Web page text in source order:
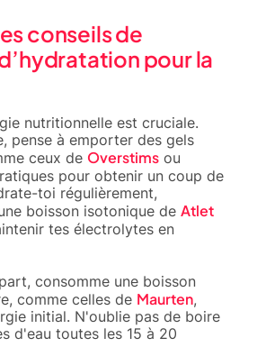
conseils de
pour la
nutritionnelle est cruciale.
pense à emporter des gels
ceux de Overstims ou
pour obtenir un coup de
toi régulièrement,
boisson isotonique de Atlet
tes électrolytes en
consomme une boisson
comme celles de Maurten,
initial. N'oublie pas de boire
d'eau toutes les 15 à 20